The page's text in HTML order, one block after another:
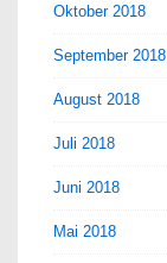
Oktober 2018
September 2018
August 2018
Juli 2018
Juni 2018
Mai 2018